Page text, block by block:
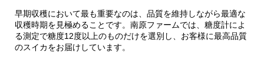
早期収穫において最も重要なのは、品質を維持しながら最適な
収穫時期を見極めることです。南原ファームでは、糖度計によ
る測定で糖度12度以上のものだけを選別し、お客様に最高品質
のスイカをお届けしています。